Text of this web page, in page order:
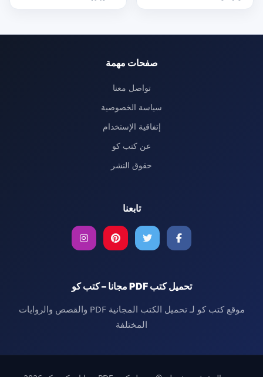
[كامل]
[كامل]
صفحات مهمة
تواصل معنا
سياسة الخصوصية
إتفاقية الإستخدام
عن كتب كو
حقوق النشر
تابعنا
تحميل كتب PDF مجانا – كتب كو
موقع كتب كو لـ تحميل الكتب المجانية PDF والقصص والروايات
المختلفة